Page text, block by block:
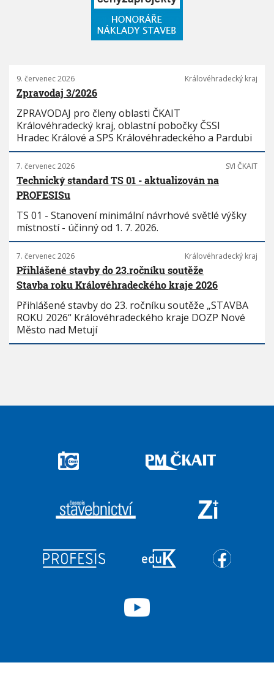
9. červenec 2026 Královéhradecký kraj
Zpravodaj 3/2026
ZPRAVODAJ pro členy oblasti ČKAIT
Královéhradecký kraj, oblastní pobočky ČSSI
Hradec Králové a SPS Královéhradeckého a Pardubi
7. červenec 2026 SVI ČKAIT
Technický standard TS 01 - aktualizován na
PROFESISu
TS 01 - Stanovení minimální návrhové světlé výšky
místností - účinný od 1. 7. 2026.
7. červenec 2026 Královéhradecký kraj
Přihlášené stavby do 23.ročníku soutěže
Stavba roku Královéhradeckého kraje 2026
Přihlášené stavby do 23. ročníku soutěže „STAVBA
ROKU 2026“ Královéhradeckého kraje DOZP Nové
Město nad Metují